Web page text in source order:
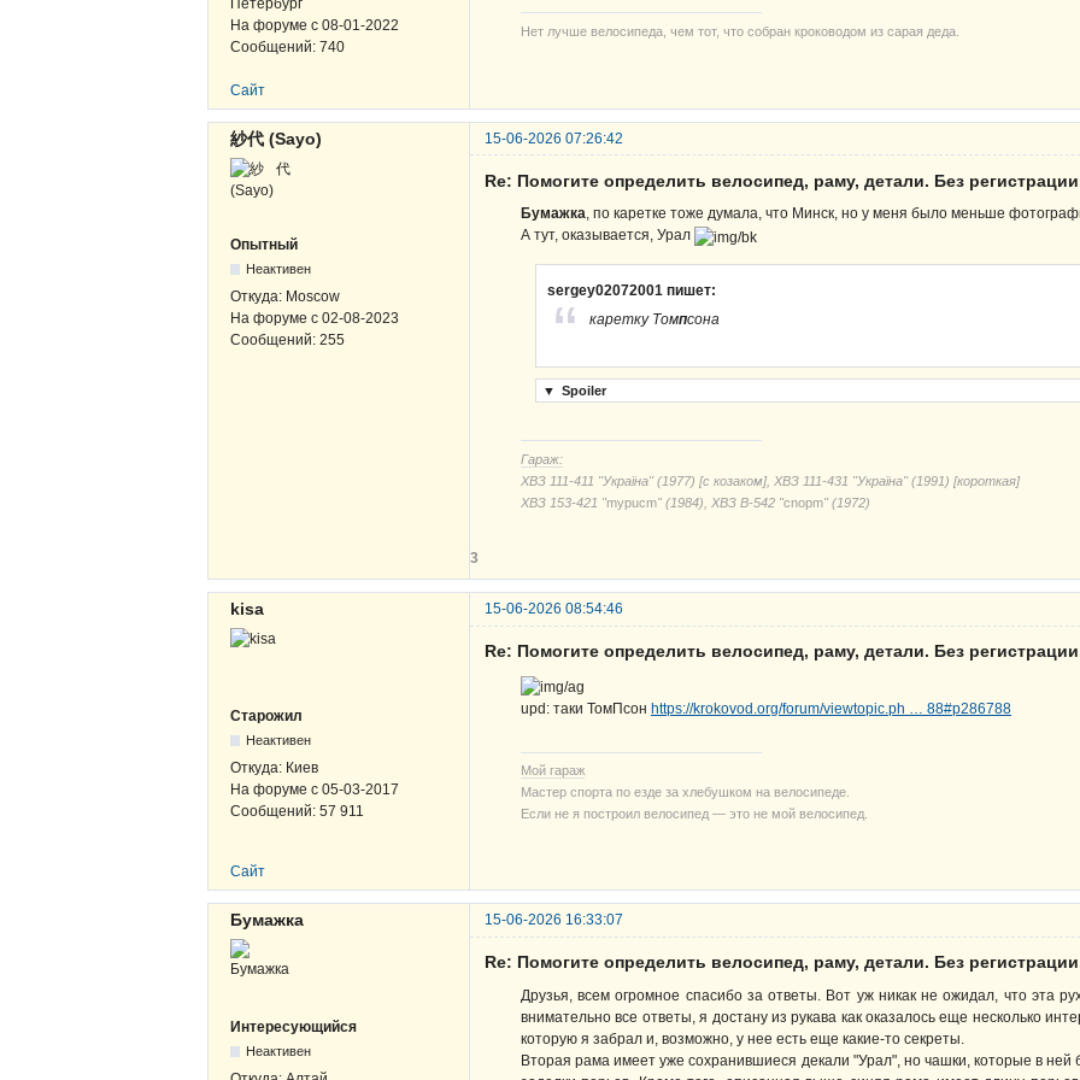
Петербург
На форуме с 08-01-2022
Сообщений: 740
Нет лучше велосипеда, чем тот, что собран кроководом из сарая деда.
Сайт
紗代 (Sayo) 15-06-2026 07:26:42
Опытный
Неактивен
Откуда: Moscow
На форуме с 02-08-2023
Сообщений: 255
Re: Помогите определить велосипед, раму, детали. Без
Бумажка, по каретке тоже думала, что Минск, но у меня было меньше
А тут, оказывается, Урал
sergey02072001 пишет:
каретку Томпсона
▼ Spoiler
Гараж:
ХВЗ 111-411 "Україна" (1977) [с козаком], ХВЗ 111-431 "Україна" (1991) [короткая]
ХВЗ 153-421 "mypucm" (1984), ХВЗ В-542 "cnорm" (1972)
3
kisa 15-06-2026 08:54:46
Старожил
Неактивен
Откуда: Киев
На форуме с 05-03-2017
Сообщений: 57 911
Re: Помогите определить велосипед, раму, детали. Без
upd: таки ТомПсон https://krokovod.org/forum/viewtopic.ph … 88#p286788
Мой гараж
Мастер спорта по езде за хлебушком на велосипеде.
Если не я построил велосипед — это не мой велосипед.
Сайт
Бумажка 15-06-2026 16:33:07
Интересующийся
Неактивен
Re: Помогите определить велосипед, раму, детали. Без
Друзья, всем огромное спасибо за ответы. Вот уж никак не ожидал, что эта
внимательно все ответы, я достану из рукава как оказалось еще несколько
которую я забрал и, возможно, у нее есть еще какие-то секреты.
Вторая рама имеет уже сохранившиеся декали "Урал", но чашки, которые в